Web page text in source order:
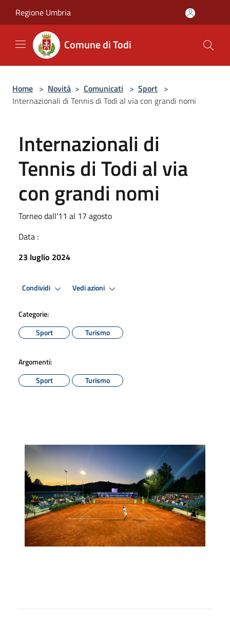
Regione Umbria
Comune di Todi
Home > Novità > Comunicati > Sport >
Internazionali di Tennis di Todi al via con grandi nomi
Internazionali di
Tennis di Todi al via
con grandi nomi
Torneo dall'11 al 17 agosto
Data :
23 luglio 2024
Condividi Vedi azioni
Categorie:
Sport
Turismo
Argomenti:
Sport
Turismo